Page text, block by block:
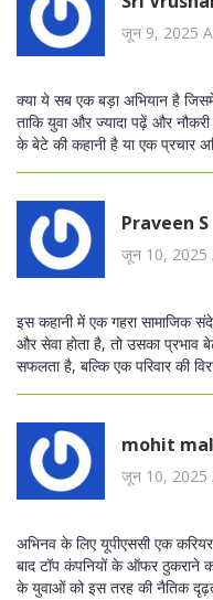
जून 9, 2025
क्या ये सब एक बड़ा अभियान है
ताकि युवा और ज्यादा पढ़ें और
के बेटे की कहानी है या एक प्रचार
Praveen S
जून 10, 2025
इस कहानी में एक गहरा सामाजिक
और सेवा होता है, तो उसका
सफलता है, बल्कि एक परिवार की
mohit
जून 10, 2025
अभिनव के लिए यूपीएससी एक
बाद टॉप कंपनियों के ऑफर
के युवाओं को इस तरह की नैतिक